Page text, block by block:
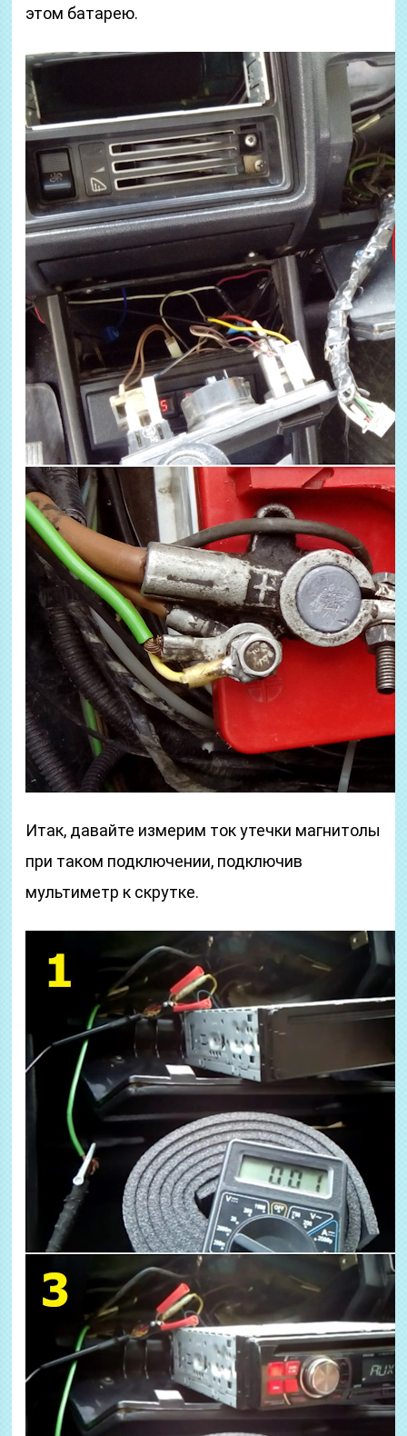
этом батарею.
Итак, давайте измерим ток утечки магнитолы
при таком подключении, подключив
мультиметр к скрутке.